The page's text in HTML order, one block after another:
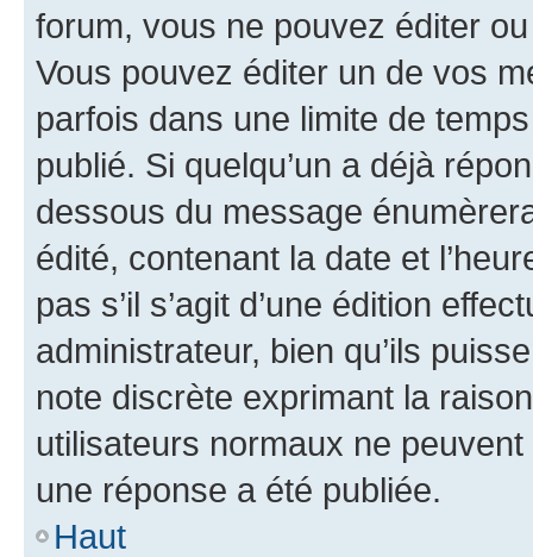
forum, vous ne pouvez éditer
Vous pouvez éditer un de vos
parfois dans une limite de
publié. Si quelqu’un a déjà
dessous du message
édité, contenant la date et
pas s’il s’agit d’une édition
administrateur, bien qu’ils
note discrète exprimant la
utilisateurs normaux ne
une réponse a été publiée.
Haut